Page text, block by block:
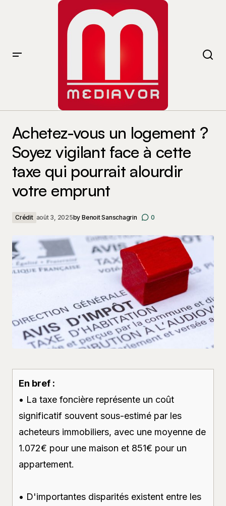
Achetez-vous un logement ?
Soyez vigilant face à cette
taxe qui pourrait alourdir
votre emprunt
Crédit août 3, 2025by Benoit Sanschagrin 0
En bref :
• La taxe foncière représente un coût
significatif souvent sous-estimé par les
acheteurs immobiliers, avec une moyenne de
1.072€ pour une maison et 851€ pour un
appartement.
• D'importantes disparités existent entre les